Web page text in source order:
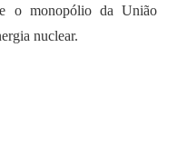
o monopólio da União
nuclear.